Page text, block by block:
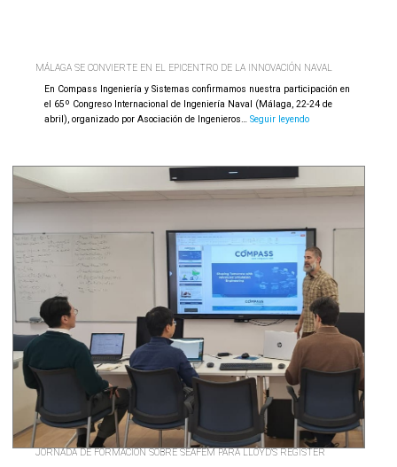
Stir
MÁLAGA SE CONVIERTE EN EL EPICENTRO DE LA INNOVACIÓN NAVAL
En Compass Ingeniería y Sistemas confirmamos nuestra participación en
el 65º Congreso Internacional de Ingeniería Naval (Málaga, 22-24 de
abril), organizado por Asociación de Ingenieros… Seguir leyendoMálaga
en
epicentro
naval
JORNADA DE FORMACIÓN SOBRE SEAFEM PARA LLOYD’S REGISTER